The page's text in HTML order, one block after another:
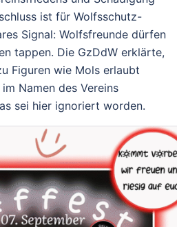
ist für Wolfsschutz-
Signal: Wolfsfreunde dürfen
tappen. Die GzDdW erklärte,
Figuren wie Mols erlaubt
Namen des Vereins
sei hier ignoriert worden.